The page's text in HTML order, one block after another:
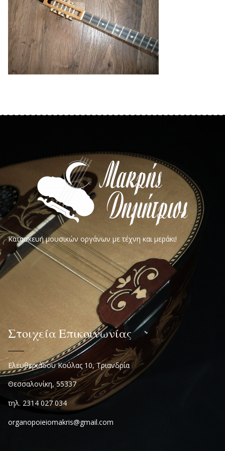
Κατασκευή μουσικών οργάνων με τέχνη και μεράκι!
Στοιχεία Επικοινωνίας
Ελευθεριάδου Κούλας 10, Τριανδρία
Θεσσαλονίκη, 55337
τηλ. 2314 027 034
organopoieiomakris@gmail.com